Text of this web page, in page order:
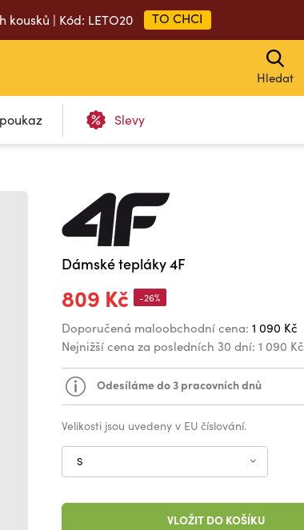
| Kód: LETO20 TO CHCI
Slevy
Hledat
Dámské tepláky 4F
809 Kč -26%
Doporučená maloobchodní cena: 1 090 Kč
Nejnižší cena za posledních 30 dní: 1 090 Kč
Odesíláme do 3 pracovních dnů
Velikosti jsou uvedeny v EU číslování.
S
VLOŽIT DO KOŠÍKU